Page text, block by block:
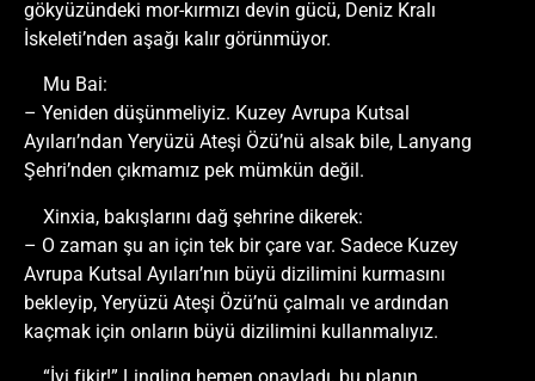
gökyüzündeki mor-kırmızı devin gücü, Deniz Kralı
İskeleti’nden aşağı kalır görünmüyor.
Mu Bai:
– Yeniden düşünmeliyiz. Kuzey Avrupa Kutsal
Ayıları’ndan Yeryüzü Ateşi Özü’nü alsak bile, Lanyang
Şehri’nden çıkmamız pek mümkün değil.
Xinxia, bakışlarını dağ şehrine dikerek:
– O zaman şu an için tek bir çare var. Sadece Kuzey
Avrupa Kutsal Ayıları’nın büyü dizilimini kurmasını
bekleyip, Yeryüzü Ateşi Özü’nü çalmalı ve ardından
kaçmak için onların büyü dizilimini kullanmalıyız.